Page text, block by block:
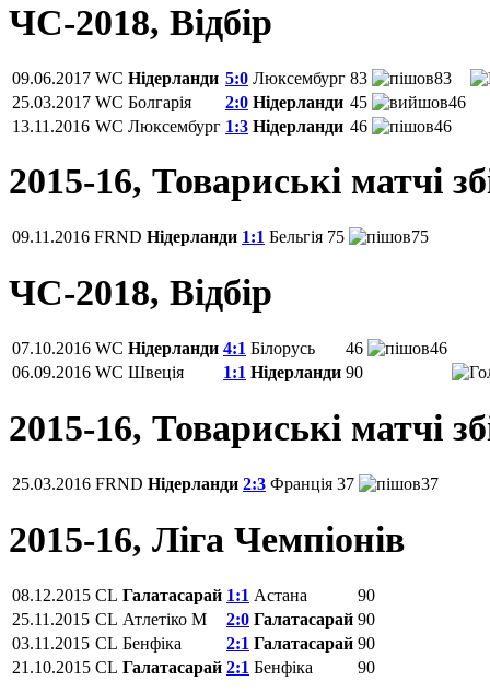
ЧС-2018, Відбір
09.06.2017 WC Нідерланди 5:0 Люксембург 83
83
25.03.2017 WC Болгарія 2:0 Нідерланди 45
46
13.11.2016 WC Люксембург 1:3 Нідерланди 46 46
2015-16, Товариські матчі
09.11.2016 FRND Нідерланди 1:1 Бельгія 75 75
ЧС-2018, Відбір
07.10.2016 WC Нідерланди 4:1 Білорусь 46
46
06.09.2016 WC Швеція 1:1 Нідерланди 90
2015-16, Товариські матчі
25.03.2016 FRND Нідерланди 2:3 Франція 37 37
2015-16, Ліга Чемпіонів
08.12.2015 CL Галатасарай 1:1 Астана
90
25.11.2015 CL Атлетіко М 2:0 Галатасарай 90
03.11.2015 CL Бенфіка 2:1 Галатасарай 90
21.10.2015 CL Галатасарай 2:1 Бенфіка 90